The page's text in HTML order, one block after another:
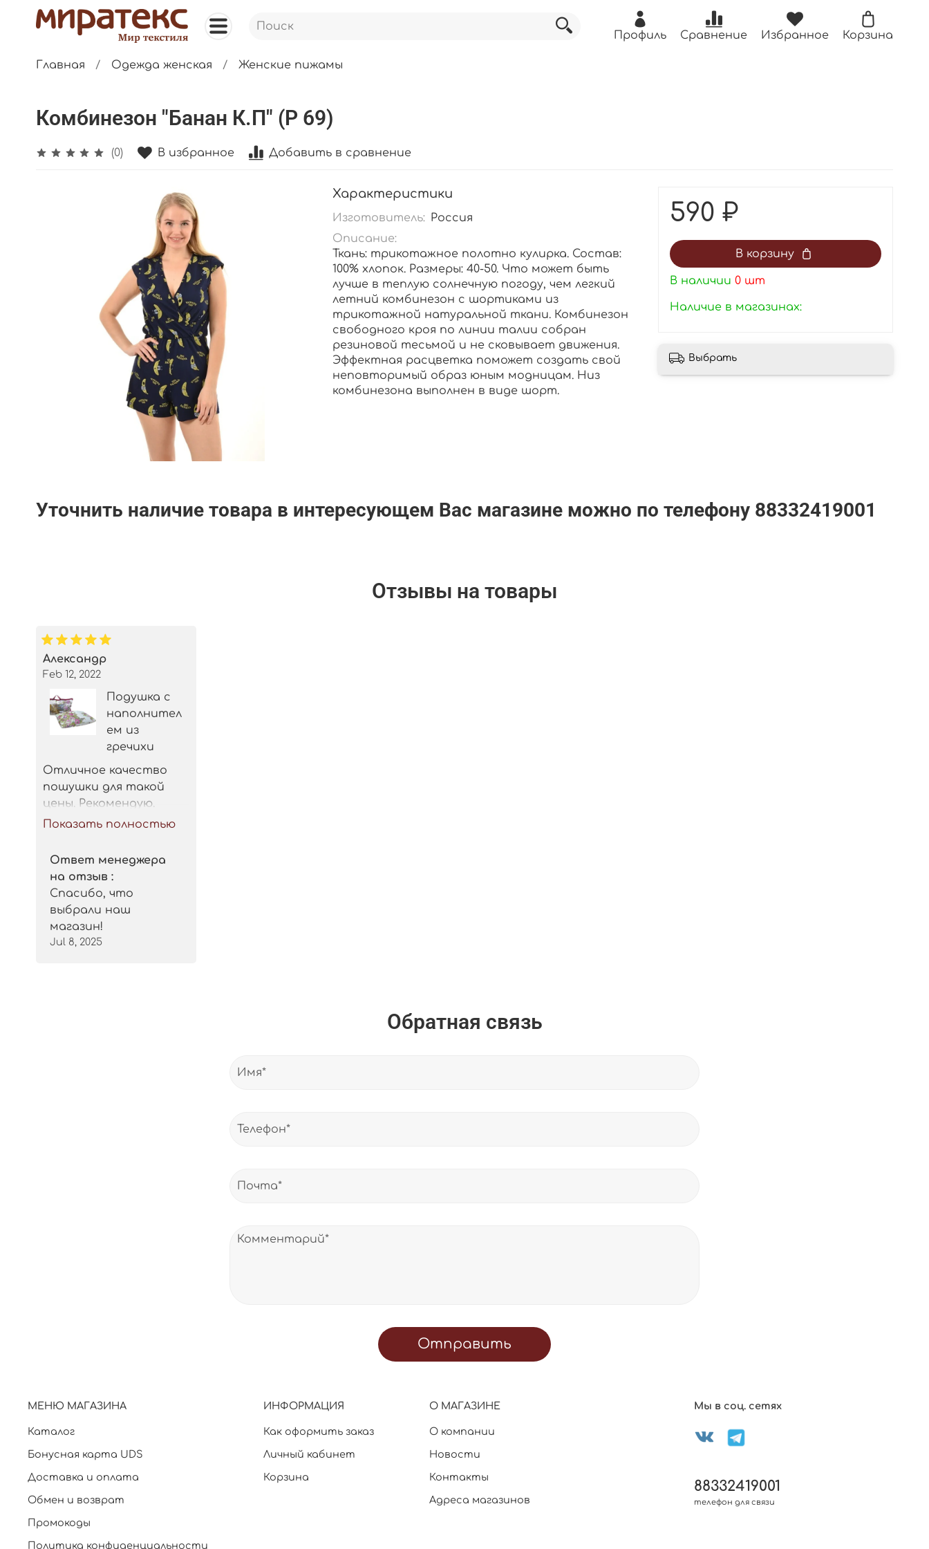
Профиль Сравнение Избранное Корзина
Главная Одежда женская Женские пижамы
Комбинезон "Банан К.П" (Р 69)
(0) В избранное Добавить в сравнение
Характеристики
Изготовитель: Россия
Описание:
Ткань: трикотажное полотно кулирка. Состав:
100% хлопок. Размеры: 40-50. Что может быть
лучше в теплую солнечную погоду, чем легкий
летний комбинезон с шортиками из
трикотажной натуральной ткани. Комбинезон
свободного кроя по линии талии собран
резиновой тесьмой и не сковывает движения.
Эффектная расцветка поможет создать свой
неповторимый образ юным модницам. Низ
комбинезона выполнен в виде шорт.
590 ₽
В корзину
В наличии 0 шт
Наличие в магазинах:
Выбрать
Уточнить наличие товара в интересующем Вас магазине можно по телефону 88332419001
Отзывы на товары
Александр
Feb 12, 2022
Подушка с
наполнител
ем из
гречихи
Отличное качество
пошушки для такой
цены. Рекомендую.
Показать полностью
Ответ менеджера
на отзыв :
Спасибо, что
выбрали наш
магазин!
Jul 8, 2025
Обратная связь
Отправить
МЕНЮ МАГАЗИНА
Каталог
Бонусная карта UDS
Доставка и оплата
Обмен и возврат
Промокоды
Политика конфиденциальности
ИНФОРМАЦИЯ
Как оформить заказ
Личный кабинет
Корзина
О МАГАЗИНЕ
О компании
Новости
Контакты
Адреса магазинов
Мы в соц. сетях
88332419001
телефон для связи